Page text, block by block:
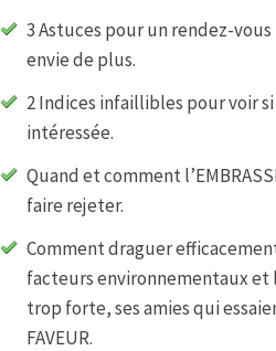
3 Astuces pour un rendez-
envie de plus.
2 Indices infaillibles pour voir
intéressée.
Quand et comment
faire rejeter.
Comment draguer
facteurs environnementaux
trop forte, ses amies qui
FAVEUR.